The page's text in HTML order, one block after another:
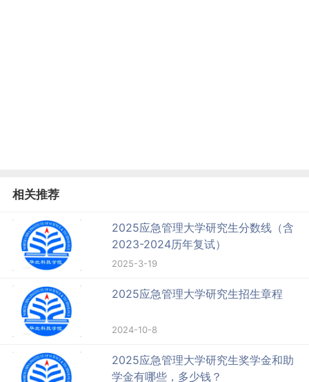
相关推荐
2025应急管理大学研究生分数线（含
2023-2024历年复试）
2025-3-19
2025应急管理大学研究生招生章程
2024-10-8
2025应急管理大学研究生奖学金和助
学金有哪些，多少钱？